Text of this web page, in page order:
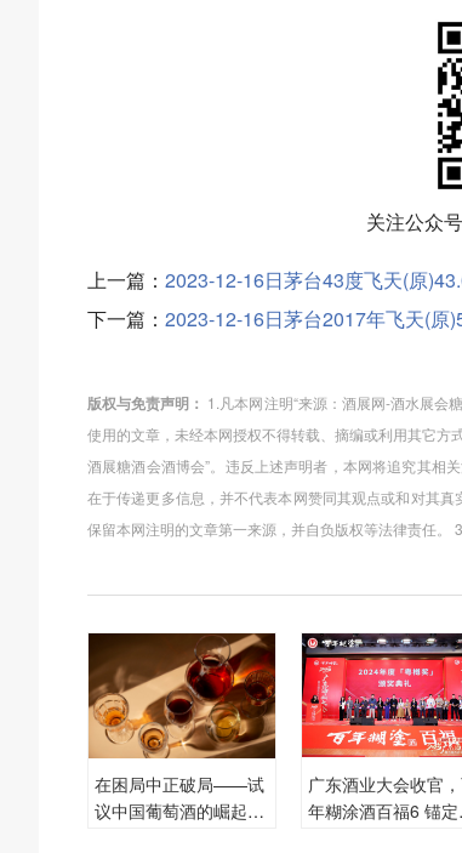
关注公众
上一篇： 2023-12-16日茅台43度飞天(原
下一篇： 2023-12-16日茅台2017年飞天(原
版权与免责声明： 1.凡本网注明“来源：酒展网-酒水展会
使用的文章，未经本网授权不得转载、摘编或利用其它方
酒展糖酒会酒博会”。违反上述声明者，本网将追究其相
在于传递更多信息，并不代表本网赞同其观点或和对其
保留本网注明的文章第一来源，并自负版权等法律责任。
在困局中正破局——试
议中国葡萄酒的崛起趋
广东酒业大会收官
年糊涂酒百福6 锚定